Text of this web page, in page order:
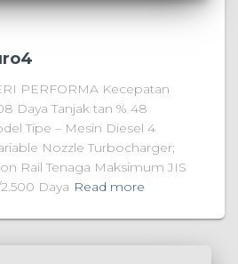
PERFORMA Kecepatan
Daya Tanjak tan % 48
Tipe – Mesin Diesel 4
Nozzle Turbocharger;
Rail Tenaga Maksimum JIS
Daya Read more